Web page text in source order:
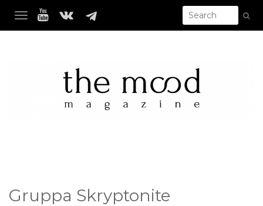
TOGGLE NAVIGATION
Gruppa Skryptonite